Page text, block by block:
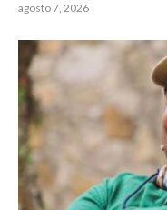
agosto 7, 2026